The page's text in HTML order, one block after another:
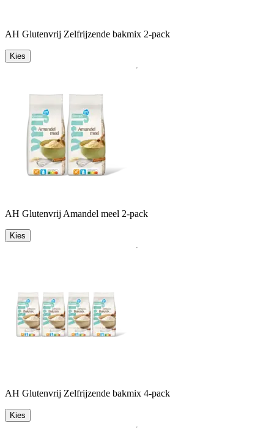
AH Glutenvrij Zelfrijzende bakmix 2-pack
Kies
AH Glutenvrij Amandel meel 2-pack
Kies
AH Glutenvrij Zelfrijzende bakmix 4-pack
Kies